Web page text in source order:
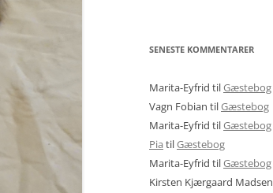
SENESTE KOMMENTARER
Marita-Eyfrid tilGæstebog
Vagn Fobian tilGæstebog
Marita-Eyfrid tilGæstebog
Pia tilGæstebog
Marita-Eyfrid tilGæstebog
Kirsten Kjærgaard Madsen